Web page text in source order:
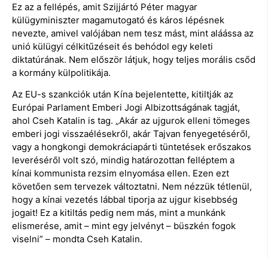
Ez az a fellépés, amit Szijjártó Péter magyar
külügyminiszter magamutogató és káros lépésnek
nevezte, amivel valójában nem tesz mást, mint aláássa az
unió külügyi célkitűzéseit és behódol egy keleti
diktatúrának. Nem először látjuk, hogy teljes morális csőd
a kormány külpolitikája.
Az EU-s szankciók után Kína bejelentette, kitiltják az
Európai Parlament Emberi Jogi Albizottságának tagját,
ahol Cseh Katalin is tag. „Akár az ujgurok elleni tömeges
emberi jogi visszaélésekről, akár Tajvan fenyegetéséről,
vagy a hongkongi demokráciapárti tüntetések erőszakos
leveréséről volt szó, mindig határozottan felléptem a
kínai kommunista rezsim elnyomása ellen. Ezen ezt
követően sem tervezek változtatni. Nem nézzük tétlenül,
hogy a kínai vezetés lábbal tiporja az ujgur kisebbség
jogait! Ez a kitiltás pedig nem más, mint a munkánk
elismerése, amit – mint egy jelvényt – büszkén fogok
viselni” – mondta Cseh Katalin.